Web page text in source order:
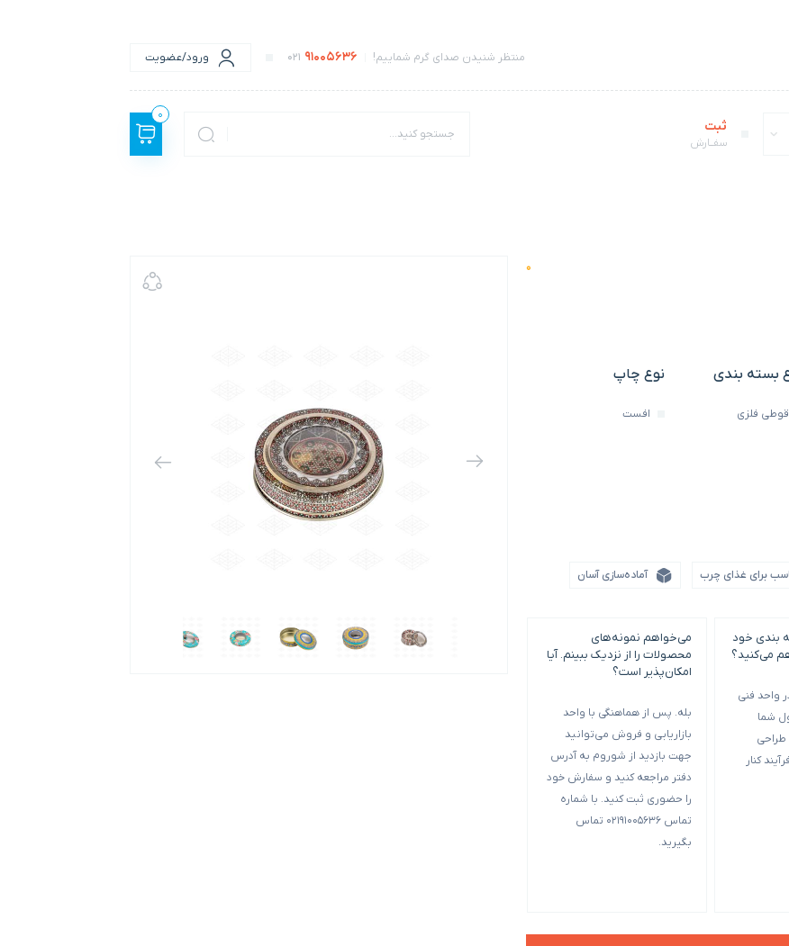
منتظر شنیدن صدای گرم شماییم! 91005636
021 ورود/عضویت
ثبت
سفــارش
0
0
بسته بندی
قوطی فلزی
نوع چاپ
افست
برای غذای چرب آماده‌سازی آسان
بندی خود
می‌کنید؟
واحد فنی
شما
طراحی
کنار
می‌خواهم نمونه‌های
محصولات را از نزدیک ببینم. آیا
امکان‌پذیر است؟
بله. پس از هماهنگی با واحد
بازاریابی و فروش می‌توانید
جهت بازدید از شوروم به آدرس
دفتر مراجعه کنید و سفارش خود
را حضوری ثبت کنید. با شماره
تماس 02191005636 تماس
بگیرید.
حداقل سفارش چاپ و بسته